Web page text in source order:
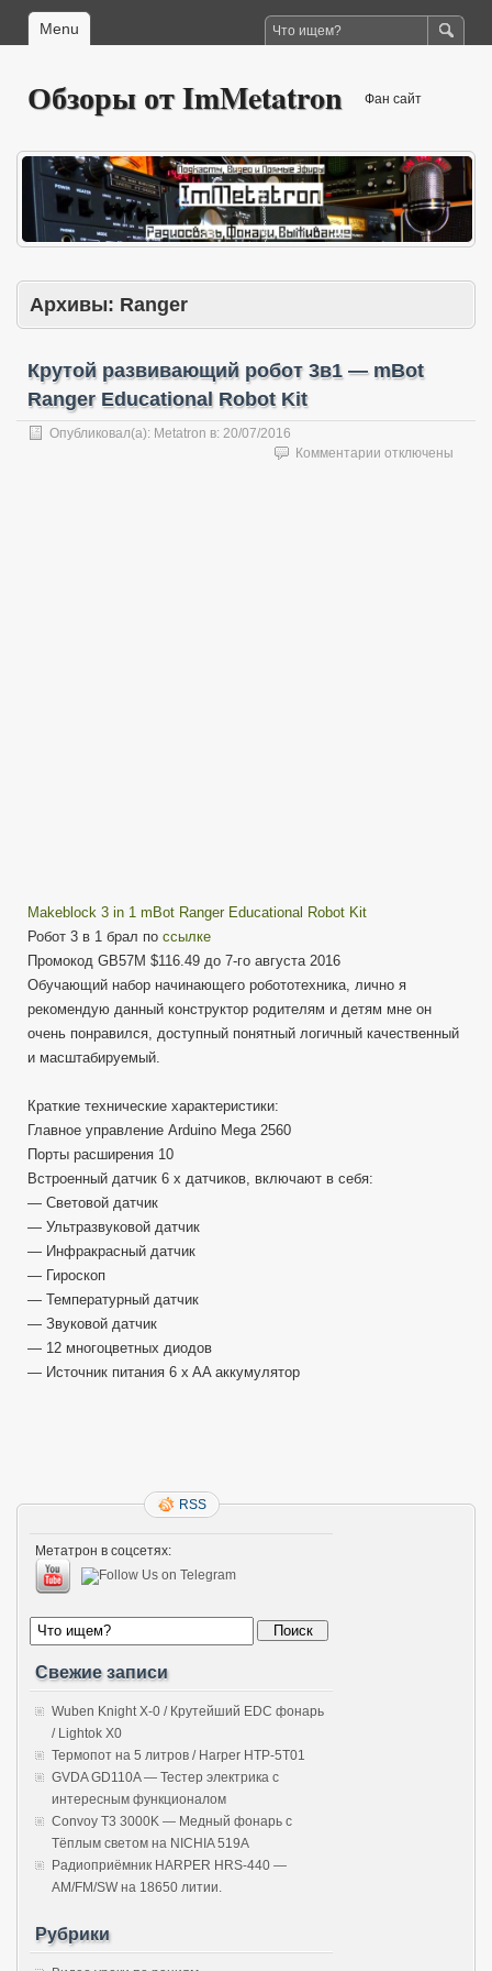
Menu
Обзоры от ImMetatron Фан сайт
Архивы: Ranger
Крутой развивающий робот 3в1 — mBot
Ranger Educational Robot Kit
Опубликовал(а): Metatron в: 20/07/2016
Комментарии котключены
Makeblock 3 in 1 mBot Ranger Educational Robot Kit
Робот 3 в 1 брал по ссылке
Промокод GB57M $116.49 до 7-го августа 2016
Обучающий набор начинающего робототехника, лично я
рекомендую данный конструктор родителям и детям мне он
очень понравился, доступный понятный логичный качественный
и масштабируемый.
Краткие технические характеристики:
Главное управление Arduino Mega 2560
Порты расширения 10
Встроенный датчик 6 x датчиков, включают в себя:
— Световой датчик
— Ультразвуковой датчик
— Инфракрасный датчик
— Гироскоп
— Температурный датчик
— Звуковой датчик
— 12 многоцветных диодов
— Источник питания 6 x AA аккумулятор
RSS
Метатрон в соцсетях:
Свежие записи
Wuben Knight X-0 / Крутейший EDC фонарь
/ Lightok X0
Термопот на 5 литров / Harper HTP-5T01
GVDA GD110A — Тестер электрика с
интересным функционалом
Convoy T3 3000K — Медный фонарь с
Тёплым светом на NICHIA 519A
Радиоприёмник HARPER HRS-440 —
AM/FM/SW на 18650 литии.
Рубрики